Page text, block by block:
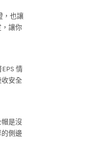
，也讓
讓你
情
安全
是沒
側邊